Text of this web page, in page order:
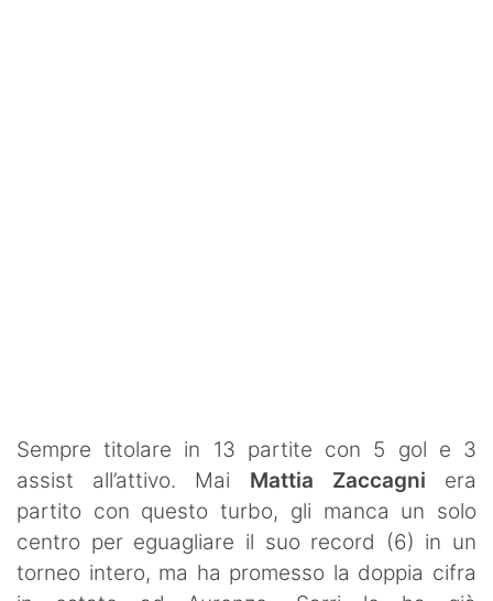
Vela
SHOP LAZIO
Contatti
Sempre titolare in 13 partite con 5 gol e 3
assist all’attivo. Mai Mattia Zaccagni era
partito con questo turbo, gli manca un solo
centro per eguagliare il suo record (6) in un
torneo intero, ma ha promesso la doppia cifra